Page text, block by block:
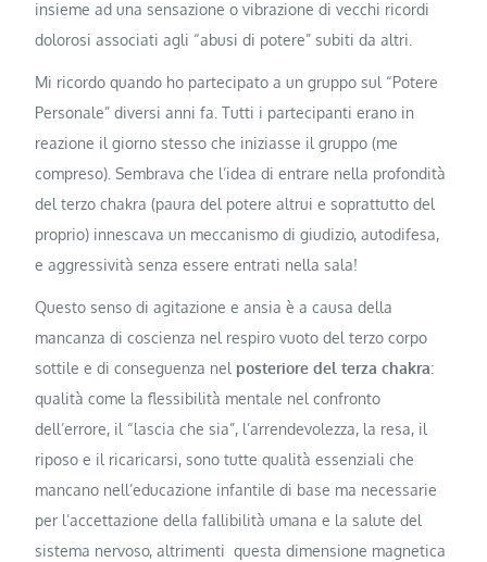
insieme ad una sensazione o vibrazione di vecchi ricordi
dolorosi associati agli “abusi di potere” subiti da altri.
Mi ricordo quando ho partecipato a un gruppo sul “Potere
Personale” diversi anni fa. Tutti i partecipanti erano in
reazione il giorno stesso che iniziasse il gruppo (me
compreso). Sembrava che l’idea di entrare nella profondità
del terzo chakra (paura del potere altrui e soprattutto del
proprio) innescava un meccanismo di giudizio, autodifesa,
e aggressività senza essere entrati nella sala!
Questo senso di agitazione e ansia è a causa della
mancanza di coscienza nel respiro vuoto del terzo corpo
sottile e di conseguenza nel posteriore del terza chakra:
qualità come la flessibilità mentale nel confronto
dell’errore, il “lascia che sia”, l’arrendevolezza, la resa, il
riposo e il ricaricarsi, sono tutte qualità essenziali che
mancano nell’educazione infantile di base ma necessarie
per l’accettazione della fallibilità umana e la salute del
sistema nervoso, altrimenti questa dimensione magnetica